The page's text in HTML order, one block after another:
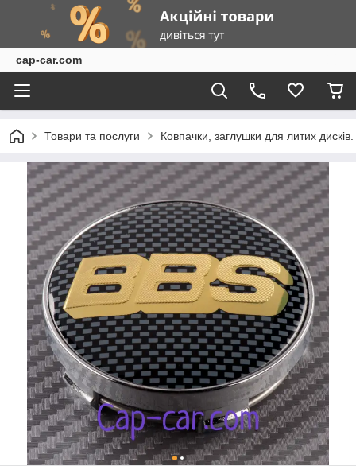
cap-car.com
Товари та послуги Ковпачки, заглушки для литих дисків.